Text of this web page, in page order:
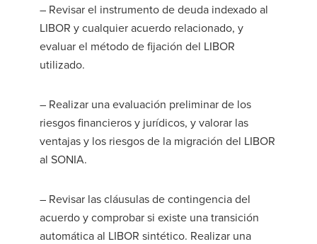
– Revisar el instrumento de deuda indexado al
LIBOR y cualquier acuerdo relacionado, y
evaluar el método de fijación del LIBOR
utilizado.
– Realizar una evaluación preliminar de los
riesgos financieros y jurídicos, y valorar las
ventajas y los riesgos de la migración del LIBOR
al SONIA.
– Revisar las cláusulas de contingencia del
acuerdo y comprobar si existe una transición
automática al LIBOR sintético. Realizar una